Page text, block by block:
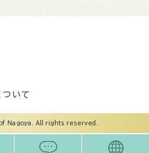
ついて
Nagoya. All rights reserved.